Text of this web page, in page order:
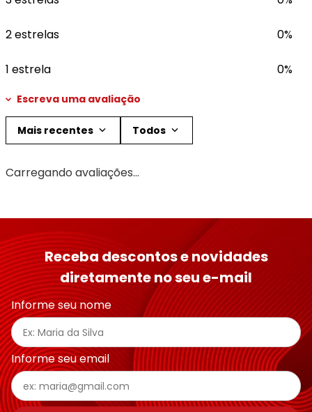
2 estrelas 0%
1 estrela 0%
Escreva uma avaliação
Título
Avalie o produto de 1 a 5 estrelas
★★★★★
Seu nome
Endereço de email
Escreva uma avaliação
Mais recentes Todos
Carregando avaliações…
Receba descontos e novidades
diretamente no seu e-mail
Informe seu nome
Informe seu email